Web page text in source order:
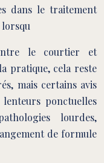
dans le traitement
lorsqu
le courtier et
pratique, cela reste
mais certains avis
ponctuelles
lourdes,
de formule